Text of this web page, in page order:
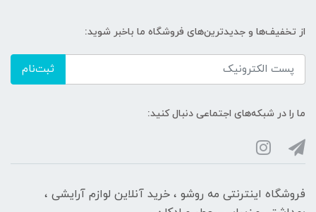
از تخفیف‌ها و جدیدترین‌های فروشگاه ما باخبر شوید:
ثبت‌نام
ما را در شبکه‌های اجتماعی دنبال کنید:
فروشگاه اینترنتی مه‌ رو‌شو ، خرید آنلاین لوازم آرایشی ،